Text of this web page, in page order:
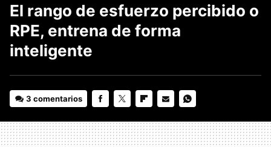
El rango de esfuerzo percibido o
RPE, entrena de forma
inteligente
3 comentarios
MAIL